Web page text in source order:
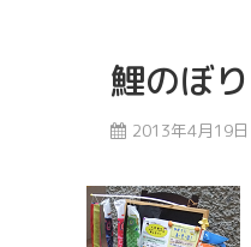
鯉のぼ
2013年4月19日